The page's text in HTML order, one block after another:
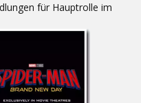
für Hauptrolle im